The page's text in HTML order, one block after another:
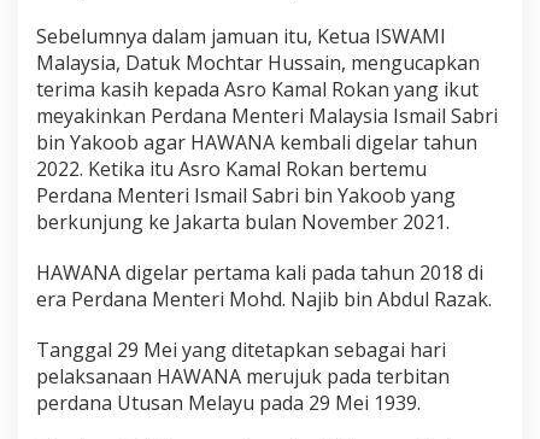
Sebelumnya dalam jamuan itu, Ketua ISWAMI
Malaysia, Datuk Mochtar Hussain, mengucapkan
terima kasih kepada Asro Kamal Rokan yang ikut
meyakinkan Perdana Menteri Malaysia Ismail Sabri
bin Yakoob agar HAWANA kembali digelar tahun
2022. Ketika itu Asro Kamal Rokan bertemu
Perdana Menteri Ismail Sabri bin Yakoob yang
berkunjung ke Jakarta bulan November 2021.
HAWANA digelar pertama kali pada tahun 2018 di
era Perdana Menteri Mohd. Najib bin Abdul Razak.
Tanggal 29 Mei yang ditetapkan sebagai hari
pelaksanaan HAWANA merujuk pada terbitan
perdana Utusan Melayu pada 29 Mei 1939.